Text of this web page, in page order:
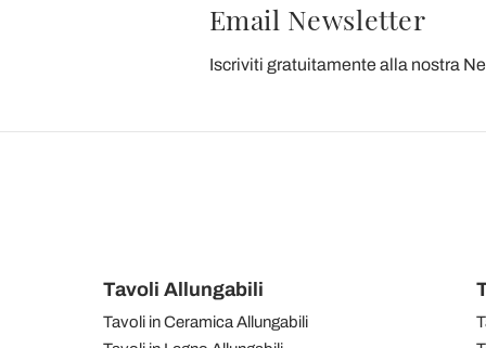
Email Newsletter
Iscriviti gratuitamente alla nostra
Tavoli Allungabili
Tavoli in Ceramica Allungabili